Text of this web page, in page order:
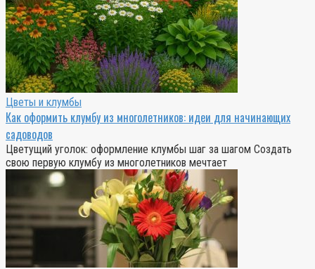
Цветы и клумбы
Как оформить клумбу из многолетников: идеи для начинающих
садоводов
Цветущий уголок: оформление клумбы шаг за шагом Создать
свою первую клумбу из многолетников мечтает